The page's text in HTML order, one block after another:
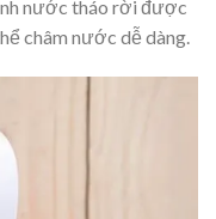
nước tháo rời được
châm nước dễ dàng.